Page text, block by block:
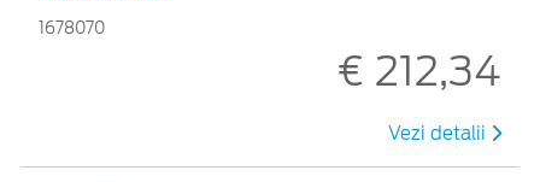
1678070
€ 212,34
Vezi detalii